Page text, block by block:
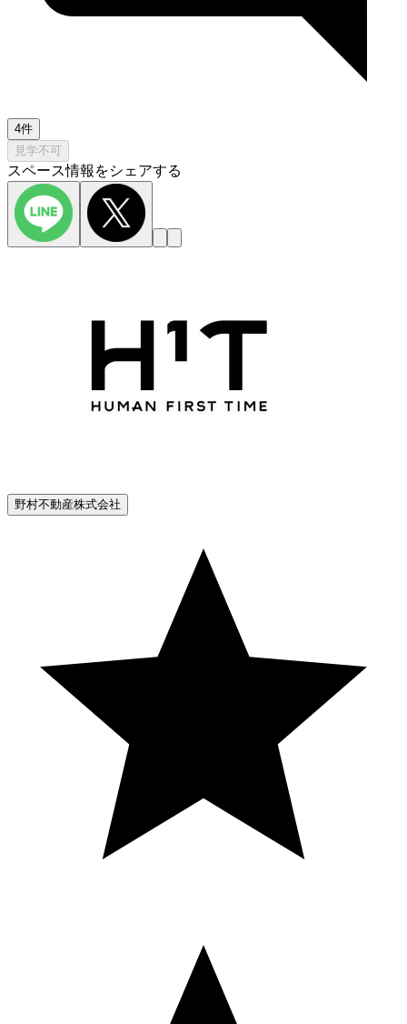
4件
見学不可
スペース情報をシェアする
野村不動産株式会社